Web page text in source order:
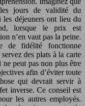
jours de validité du
déjeuners ont lieu du
lorsque le prix est
n’en vaut pas la peine.
de fidélité fonctionne
des plats à la carte
peut pas non plus être
afin d’éviter toute
qui devrait servir à
inverse. Ce conseil est
les autres employés.